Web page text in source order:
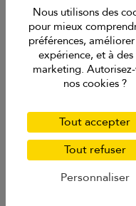
USD $ fr Français
Copyright © 2026
France au 01 78 90 04
Politique de confidentialité
Cookies
Plan du site
Nous utilisons des
pour mieux
préférences,
expérience, et à des
marketing.
nos cookies ?
Tout accepter
Tout refuser
Personnaliser